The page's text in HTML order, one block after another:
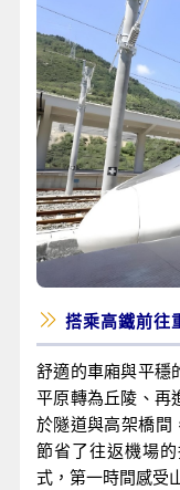
搭乘高鐵前往
舒適的車廂與平穩
平原轉為丘陵、再
於隧道與高架橋間
節省了往返機場
式，第一時間感受